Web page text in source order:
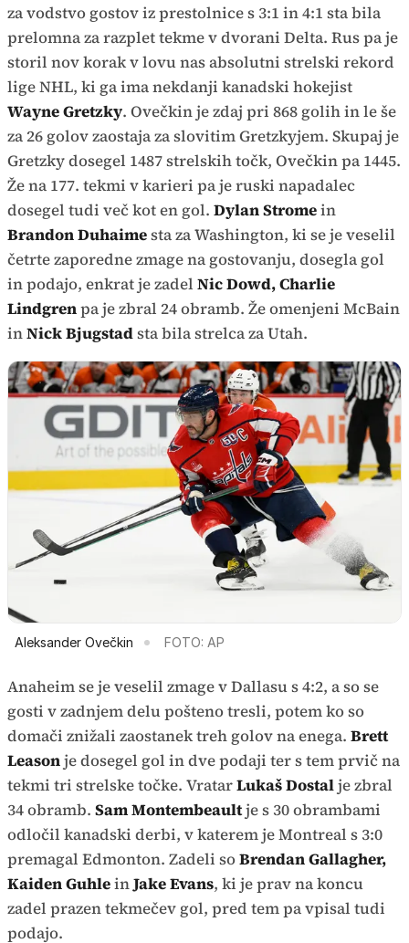
za vodstvo gostov iz prestolnice s 3:1 in 4:1 sta bila
prelomna za razplet tekme v dvorani Delta. Rus pa je
storil nov korak v lovu nas absolutni strelski rekord
lige NHL, ki ga ima nekdanji kanadski hokejist
Wayne Gretzky. Ovečkin je zdaj pri 868 golih in le še
za 26 golov zaostaja za slovitim Gretzkyjem. Skupaj je
Gretzky dosegel 1487 strelskih točk, Ovečkin pa 1445.
Že na 177. tekmi v karieri pa je ruski napadalec
dosegel tudi več kot en gol. Dylan Stromein
Brandon Duhaimesta za Washington, ki se je veselil
četrte zaporedne zmage na gostovanju, dosegla gol
in podajo, enkrat je zadel Nic Dowd, Charlie
Lindgrenpa je zbral 24 obramb. Že omenjeni McBain
inNick Bjugstadsta bila strelca za Utah.
Aleksander Ovečkin FOTO: AP
Anaheim se je veselil zmage v Dallasu s 4:2, a so se
gosti v zadnjem delu pošteno tresli, potem ko so
domači znižali zaostanek treh golov na enega. Brett
Leasonje dosegel gol in dve podaji ter s tem prvič na
tekmi tri strelske točke. VratarLukaš Dostalje zbral
34 obramb. Sam Montembeaultje s 30 obrambami
odločil kanadski derbi, v katerem je Montreal s 3:0
premagal Edmonton. Zadeli soBrendan Gallagher,
Kaiden GuhleinJake Evans, ki je prav na koncu
zadel prazen tekmečev gol, pred tem pa vpisal tudi
podajo.